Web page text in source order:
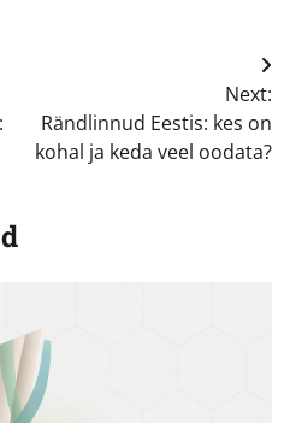
Next:
Rändlinnud Eestis: kes on
kohal ja keda veel oodata?